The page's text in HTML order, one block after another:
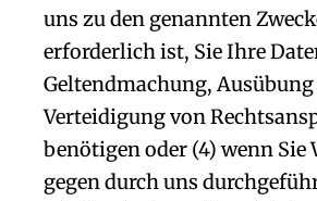
uns zu den genannten
erforderlich ist, Sie Ihre
Geltendmachung,
Verteidigung von
benötigen oder (4) wenn Sie
gegen durch uns